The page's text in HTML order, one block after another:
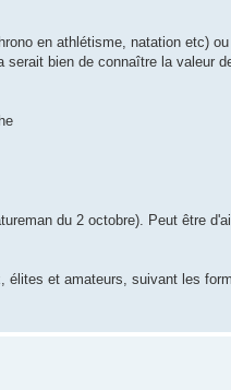
en athlétisme, natation etc) ou
bien de connaître la valeur
du 2 octobre). Peut être
élites et amateurs, suivant les